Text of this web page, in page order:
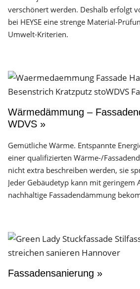
verschönert werden. Deshalb erfolgt
bei HEYSE eine strenge Material-
Umwelt-Kriterien.
Wärmedämmung –
WDVS »
Gemütliche Wärme. Entspannte
einer qualifizierten Wärme-/
nicht extra beschreiben werden, sie
Jeder Gebäudetyp kann mit geringem
nachhaltige Fassadendämmung
Fassadensanierung »